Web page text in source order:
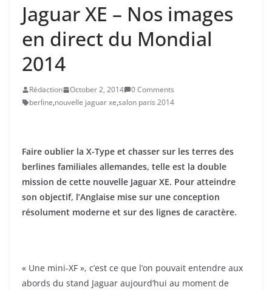
Jaguar XE – Nos images
en direct du Mondial
2014
Rédaction October 2, 2014
0 Comments
berline,nouvelle jaguar xe,salon paris 2014
Faire oublier la X-Type et chasser sur les terres des
berlines familiales allemandes, telle est la double
mission de cette nouvelle Jaguar XE. Pour atteindre
son objectif, l’Anglaise mise sur une conception
résolument moderne et sur des lignes de caractère.
« Une mini-XF », c’est ce que l’on pouvait entendre aux
abords du stand Jaguar aujourd’hui au moment de